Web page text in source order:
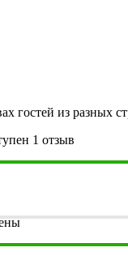
гостей из разных
1 отзыв